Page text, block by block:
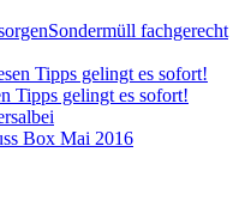
Sondermüll fachgerecht
Tipps gelingt es sofort!
Box Mai 2016